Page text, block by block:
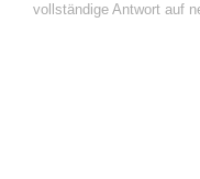
vollständige Antwort auf